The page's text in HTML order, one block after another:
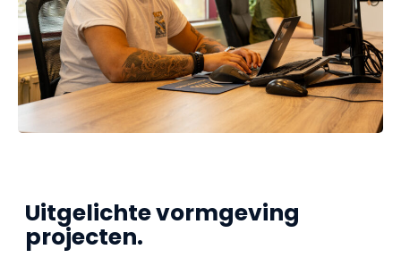
Uitgelichte vormgeving
projecten.